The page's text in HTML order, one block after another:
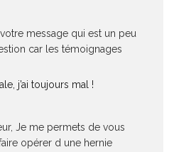
message qui est un peu
car les témoignages
j’ai toujours mal !
Je me permets de vous
opérer d une hernie